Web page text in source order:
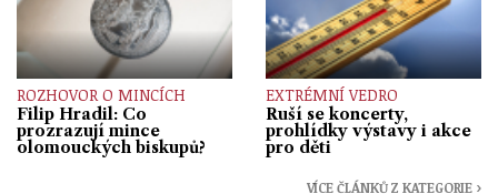
ROZHOVOR O MINCÍCH
Filip Hradil: Co
prozrazují mince
olomouckých biskupů?
EXTRÉMNÍ VEDRO
Ruší se koncerty,
prohlídky výstavy i akce
pro děti
VÍCE ČLÁNKŮ Z KATEGORIE ›